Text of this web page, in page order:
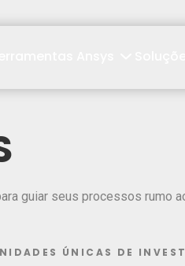
guiar seus processos rumo
ÚNICAS DE